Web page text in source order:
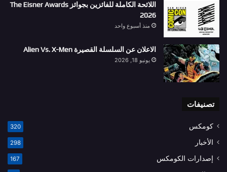
اللائحة الكاملة للفائزين بجوائز The Eisner Awards
2026
منذ أسبوع واحد
الاعلان عن السلسلة القصيرة Alien Vs. X-Men
يونيو 18, 2026
تصنيفات
كومكس 320
الأخبار 298
إصدارات الكومكس 167